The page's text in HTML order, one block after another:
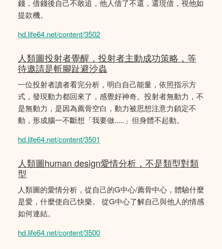
錢，借錢後自己不敢追，他人借了不還，還現借，視他如
提款機。
hd.life64.net/content/3502
人類圖投射者覺醒，投射者主動成功策略，等
待邀請是斬腳趾避沙蟲
一位投射者讀者看完分析，明白自己能量，依照指示方
式，發現動力都回來了，感覺好神奇。投射者無動力，不
是無動力，是因為薦骨空白，動力被思想注意力鎖定不
動，形成腦一不斷想「我要做.....」但身體不起動。
hd.life64.net/content/3501
人類圖human design愛情分析，不是類型對類
型
人類圖的愛情分析，從自己的G中心/薦骨中心，體驗什麼
是愛，什麼使自己快樂。 從G中心了解自己與他人的情感
如何連結。
hd.life64.net/content/3500